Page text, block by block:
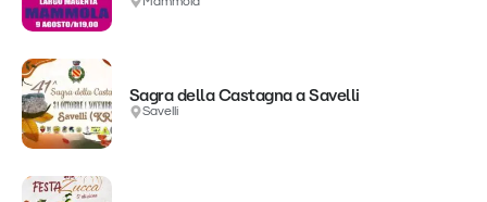
Sagra della Castagna a Savelli
Savelli